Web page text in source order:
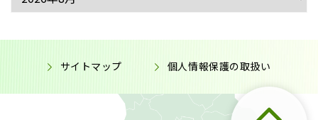
サイトマップ 個人情報保護の取扱い